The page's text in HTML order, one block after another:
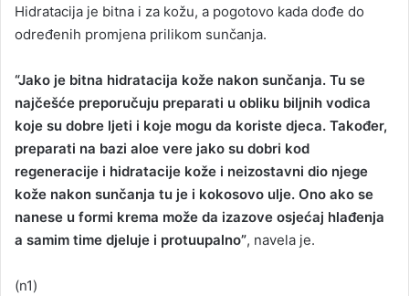
Hidratacija je bitna i za kožu, a pogotovo kada dođe do
određenih promjena prilikom sunčanja.
“Jako je bitna hidratacija kože nakon sunčanja. Tu se
najčešće preporučuju preparati u obliku biljnih vodica
koje su dobre ljeti i koje mogu da koriste djeca. Također,
preparati na bazi aloe vere jako su dobri kod
regeneracije i hidratacije kože i neizostavni dio njege
kože nakon sunčanja tu je i kokosovo ulje. Ono ako se
nanese u formi krema može da izazove osjećaj hlađenja
a samim time djeluje i protuupalno”, navela je.
(n1)